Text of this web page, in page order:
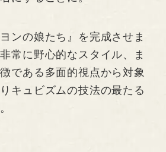
ンの娘たち』を完成させま
常に野心的なスタイル、ま
である多面的視点から対象
キュビズムの技法の最たる